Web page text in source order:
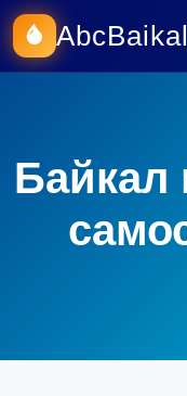
Байкал